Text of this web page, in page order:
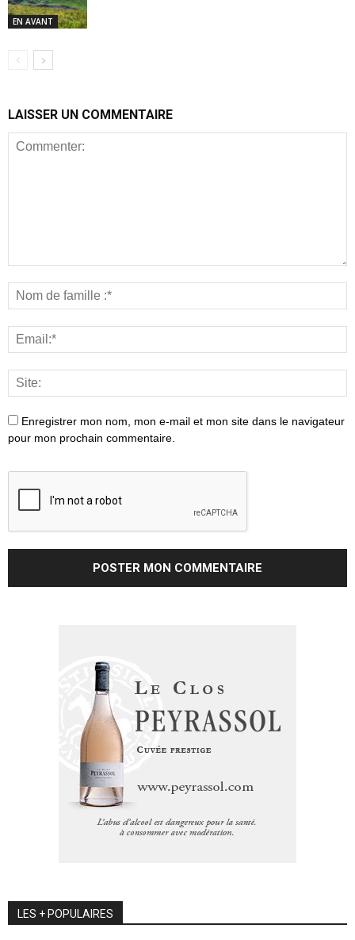
EN AVANT
LAISSER UN COMMENTAIRE
Enregistrer mon nom, mon e-mail et mon site dans le navigateur
pour mon prochain commentaire.
LES + POPULAIRES